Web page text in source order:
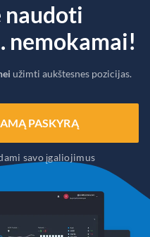
nemokamai!
užimti aukštesnes pozicijas.
PASKYRĄ
savo įgaliojimus